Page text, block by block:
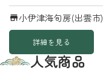
小伊津海旬房(出雲市)
詳細を見る
人気商品